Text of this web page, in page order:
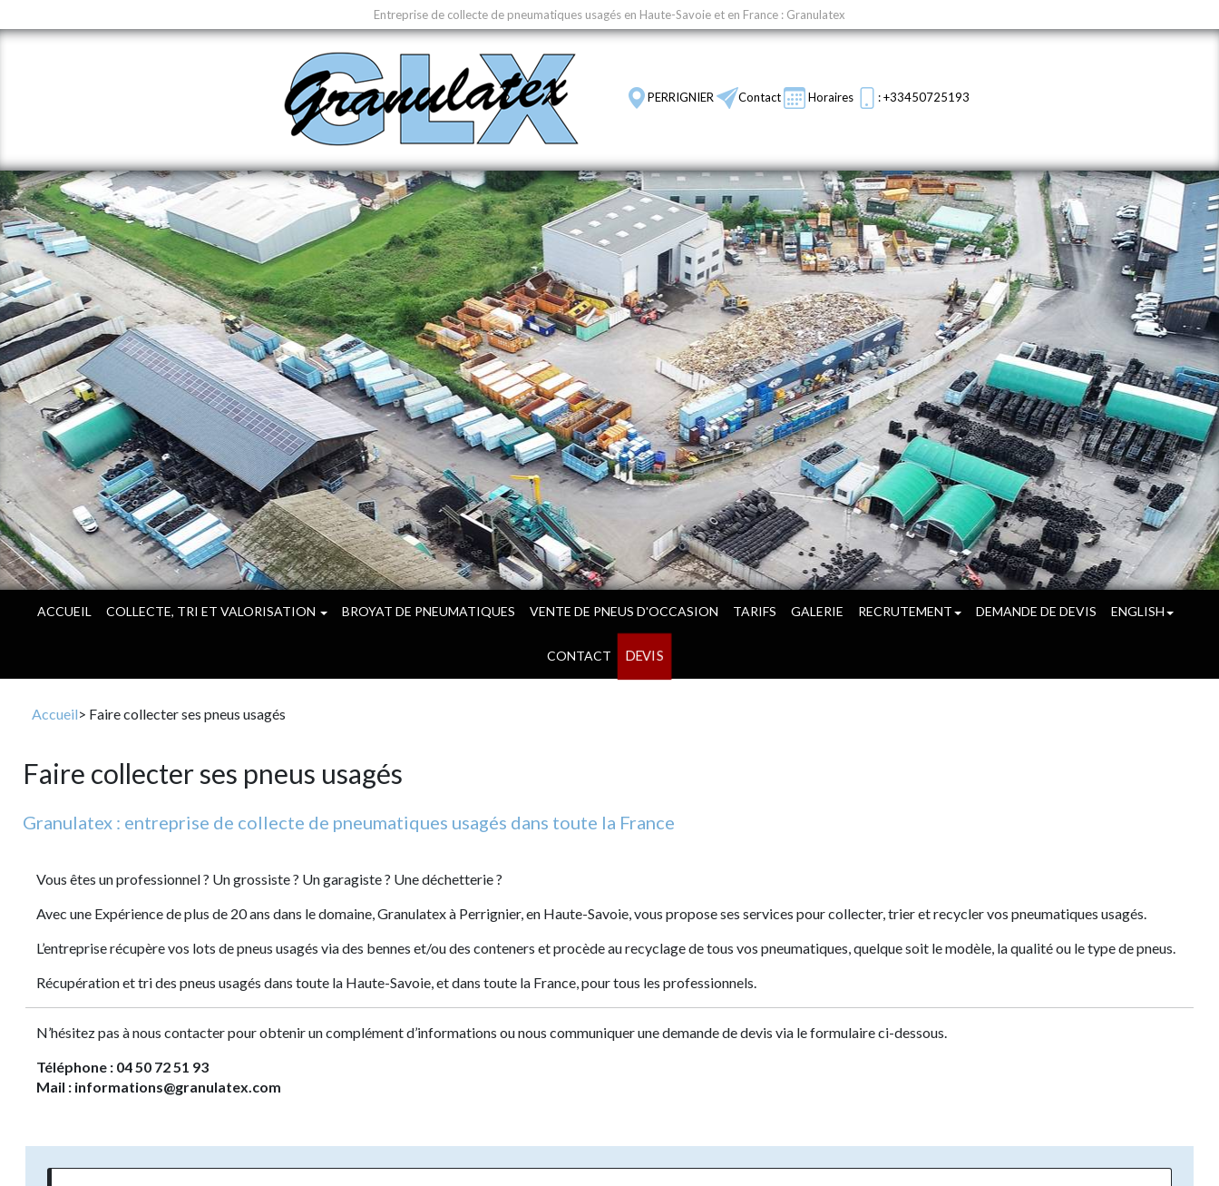
Entreprise de collecte de pneumatiques usagés en Haute-Savoie et en France : Granulatex
PERRIGNIER Contact Horaires : +33450725193
ACCUEIL COLLECTE, TRI ET VALORISATION BROYAT DE PNEUMATIQUES VENTE DE PNEUS D'OCCASION TARIFS GALERIE RECRUTEMENT DEMANDE DE DEVIS ENGLISH
CONTACT DEVIS
Accueil> Faire collecter ses pneus usagés
Faire collecter ses pneus usagés
Granulatex : entreprise de collecte de pneumatiques usagés dans toute la France
Vous êtes un professionnel ? Un grossiste ? Un garagiste ? Une déchetterie ?
Avec une Expérience de plus de 20 ans dans le domaine, Granulatex à Perrignier, en Haute-Savoie, vous propose ses services pour collecter, trier et recycler vos pneumatiques usagés.
L’entreprise récupère vos lots de pneus usagés via des bennes et/ou des conteners et procède au recyclage de tous vos pneumatiques, quelque soit le modèle, la qualité ou le type de pneus.
Récupération et tri des pneus usagés dans toute la Haute-Savoie, et dans toute la France, pour tous les professionnels.
N’hésitez pas à nous contacter pour obtenir un complément d’informations ou nous communiquer une demande de devis via le formulaire ci-dessous.
Téléphone : 04 50 72 51 93
Mail : informations@granulatex.com